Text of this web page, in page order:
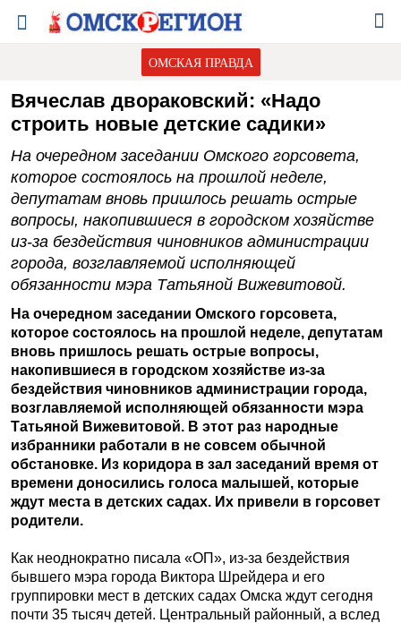
ОМСКАЯ ПРАВДА
Вячеслав двораковский: «Надо
строить новые детские садики»
На очередном заседании Омского горсовета,
которое состоялось на прошлой неделе,
депутатам вновь пришлось решать острые
вопросы, накопившиеся в городском хозяйстве
из-за бездействия чиновников администрации
города, возглавляемой исполняющей
обязанности мэра Татьяной Вижевитовой.
На очередном заседании Омского горсовета,
которое состоялось на прошлой неделе, депутатам
вновь пришлось решать острые вопросы,
накопившиеся в городском хозяйстве из-за
бездействия чиновников администрации города,
возглавляемой исполняющей обязанности мэра
Татьяной Вижевитовой. В этот раз народные
избранники работали в не совсем обычной
обстановке. Из коридора в зал заседаний время от
времени доносились голоса малышей, которые
ждут места в детских садах. Их привели в горсовет
родители.
Как неоднократно писала «ОП», из-за бездействия
бывшего мэра города Виктора Шрейдера и его
группировки мест в детских садах Омска ждут сегодня
почти 35 тысяч детей. Центральный районный, а вслед